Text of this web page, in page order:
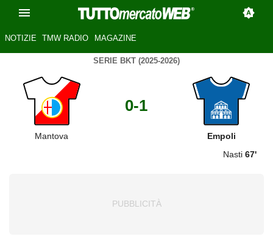
NOTIZIE TMW RADIO MAGAZINE
SERIE BKT (2025-2026)
Mantova
0-1
Empoli
Nasti 67'